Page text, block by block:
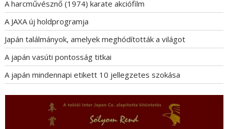
A harcművésznő (1974) karate akciófilm
A JAXA új holdprogramja
Japán találmányok, amelyek meghódították a világot
A japán vasúti pontosság titkai
A japán mindennapi etikett 10 jellegzetes szokása